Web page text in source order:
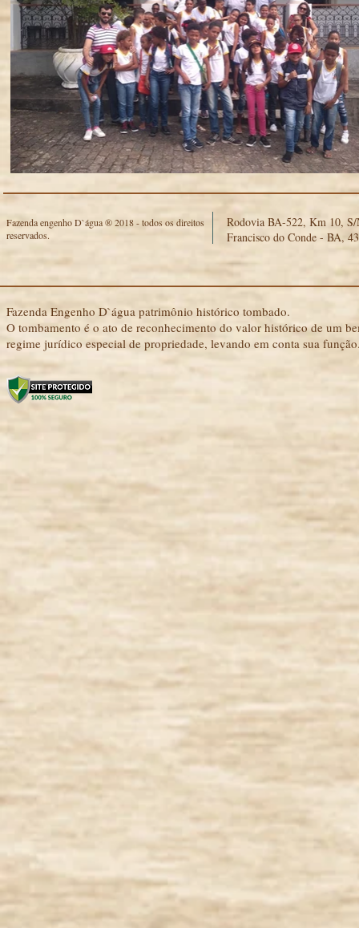
Fazenda engenho D`água ® 2018 - todos os direitos
reservados.
Rodovia BA-522, Km 10,
Francisco do Conde - BA,
Fazenda Engenho D`água patrimônio histórico tombado.
O tombamento é o ato de reconhecimento do valor histórico de um
regime jurídico especial de propriedade, levando em conta sua